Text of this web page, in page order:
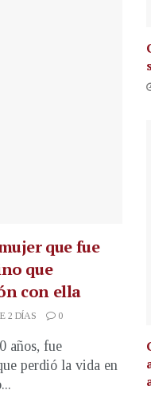
que fue
que
con ella
2 DÍAS 0
años, fue
perdió la vida en